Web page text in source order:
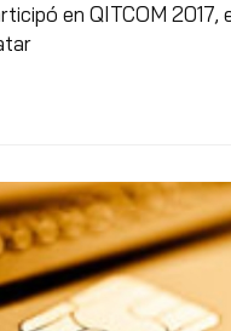
en QITCOM 2017,